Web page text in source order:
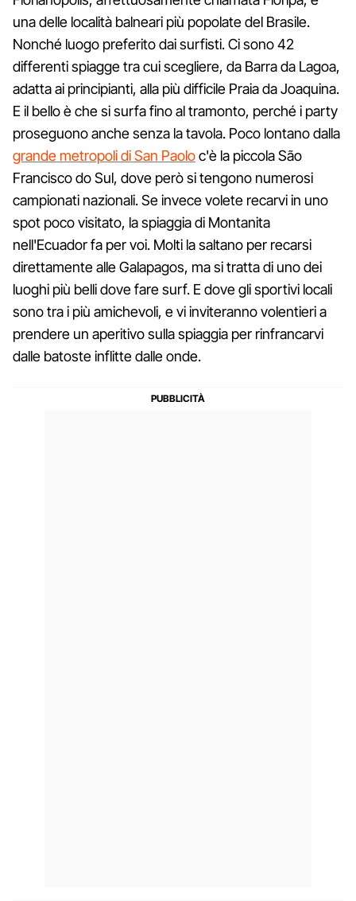
una delle località balneari più popolate del Brasile.
Nonché luogo preferito dai surfisti. Ci sono 42
differenti spiagge tra cui scegliere, da Barra da Lagoa,
adatta ai principianti, alla più difficile Praia da Joaquina.
E il bello è che si surfa fino al tramonto, perché i party
proseguono anche senza la tavola. Poco lontano dalla
grande metropoli di San Paoloc'è la piccola São
Francisco do Sul, dove però si tengono numerosi
campionati nazionali. Se invece volete recarvi in uno
spot poco visitato, la spiaggia di Montanita
nell'Ecuador fa per voi. Molti la saltano per recarsi
direttamente alle Galapagos, ma si tratta di uno dei
luoghi più belli dove fare surf. E dove gli sportivi locali
sono tra i più amichevoli, e vi inviteranno volentieri a
prendere un aperitivo sulla spiaggia per rinfrancarvi
dalle batoste inflitte dalle onde.